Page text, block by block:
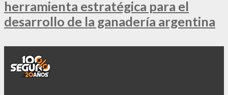
herramienta estratégica para el
desarrollo de la ganadería argentina